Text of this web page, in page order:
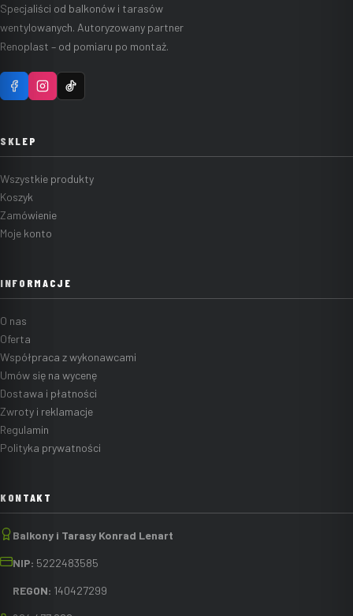
Specjaliści od balkonów i tarasów
wentylowanych. Autoryzowany partner
Renoplast – od pomiaru po montaż.
SKLEP
Wszystkie produkty
Koszyk
Zamówienie
Moje konto
INFORMACJE
O nas
Oferta
Współpraca z wykonawcami
Umów się na wycenę
Dostawa i płatności
Zwroty i reklamacje
Regulamin
Polityka prywatności
KONTAKT
Balkony i Tarasy Konrad Lenart
NIP: 5222483585
REGON: 140427299